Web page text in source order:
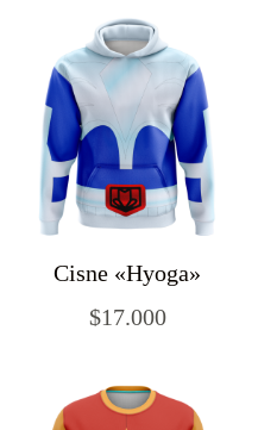
Cisne «Hyoga»
$17.000